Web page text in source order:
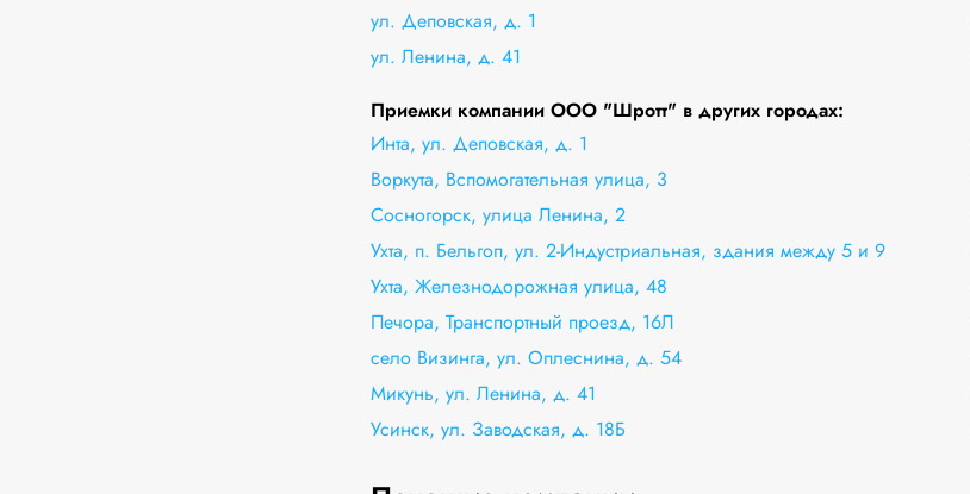
ул. Деповская, д. 1
ул. Ленина, д. 41
Приемки компании ООО "Шротт" в других городах:
Инта, ул. Деповская, д. 1
Воркута, Вспомогательная улица, 3
Сосногорск, улица Ленина, 2
Ухта, п. Бельгоп, ул. 2-Индустриальная, здания между 5 и 9
Ухта, Железнодорожная улица, 48
Печора, Транспортный проезд, 16Л
село Визинга, ул. Оплеснина, д. 54
Микунь, ул. Ленина, д. 41
Усинск, ул. Заводская, д. 18Б